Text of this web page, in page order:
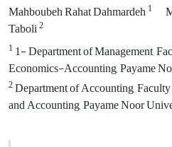
Mahboubeh Rahat Dahmardeh1
Taboli2
1 1- Department of Management,
Economics-Accounting, Payame
2Department of Accounting,
and Accounting, Payame Noor